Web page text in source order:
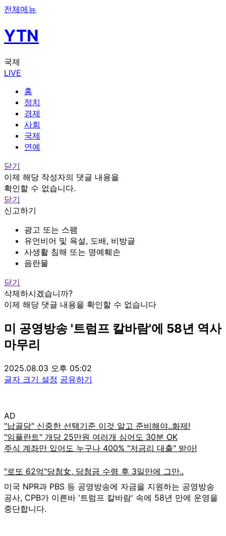
전체메뉴
YTN
국제
LIVE
홈
정치
경제
사회
국제
연예
닫기
이제 해당 작성자의 댓글 내용을
확인할 수 없습니다.
닫기
신고하기
광고 또는 스팸
유언비어 및 욕설, 도배, 비방글
사생활 침해 또는 명예훼손
음란물
닫기
삭제하시겠습니까?
이제 해당 댓글 내용을 확인할 수 없습니다
미 공영방송 '트럼프 칼바람'에 58년 역사
마무리
2025.08.03 오후 05:02
글자 크기 설정 공유하기
AD
미국 NPR과 PBS 등 공영방송에 자금을 지원하는 공영방송
공사, CPB가 이른바 '트럼프 칼바람' 속에 58년 만에 운영을
중단합니다.